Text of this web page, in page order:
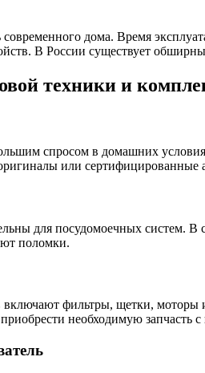
дома. Время
В России существует
техники и
спросом в домашних
или сертифицированные
для посудомоечных систем.
поломки.
фильтры, щетки, моторы
необходимую запчасть с